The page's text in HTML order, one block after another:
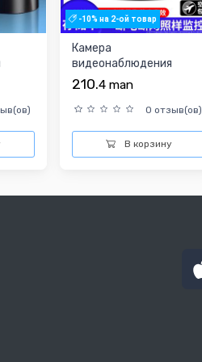
-10% на 2-ой товар
Камера
видеонаблюдения
210.4 man
0 отзыв(ов)
В корзину